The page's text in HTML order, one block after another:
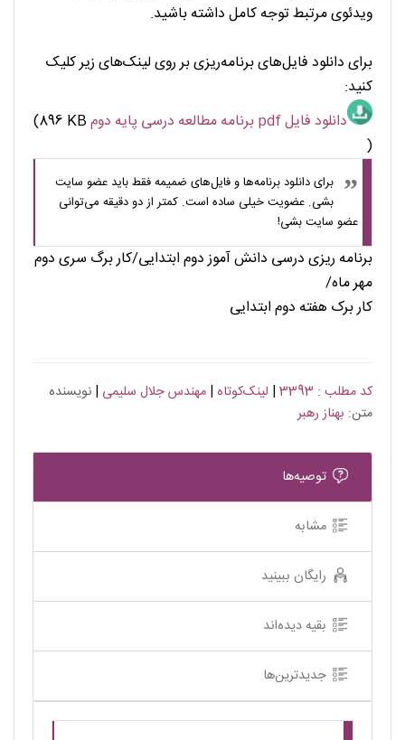
ویدئوی مرتبط توجه کامل داشته باشید.
برای دانلود فایل‌های برنامه‌ریزی بر روی لینک‌های زیر کلیک
کنید:
دانلود فایل pdf برنامه مطالعه درسی پایه دوم
(896 KB
)
برای دانلود برنامه‌ها و فایل‌های ضمیمه فقط باید عضو سایت
بشی. عضویت خیلی ساده است. کمتر از دو دقیقه می‌توانی
عضو سایت بشی!
برنامه ریزی درسی دانش آموز دوم ابتدایی/کار برگ سری دوم
مهر ماه/
کار برک هفته دوم ابتدایی
کد مطلب : 3393 | لینک‌کوتاه | مهندس جلال سلیمی | نویسنده
متن: بهناز رهبر
توصیه‌ها
مشابه
رایگان ببینید
بقیه دیده‌اند
جدیدترین‌ها